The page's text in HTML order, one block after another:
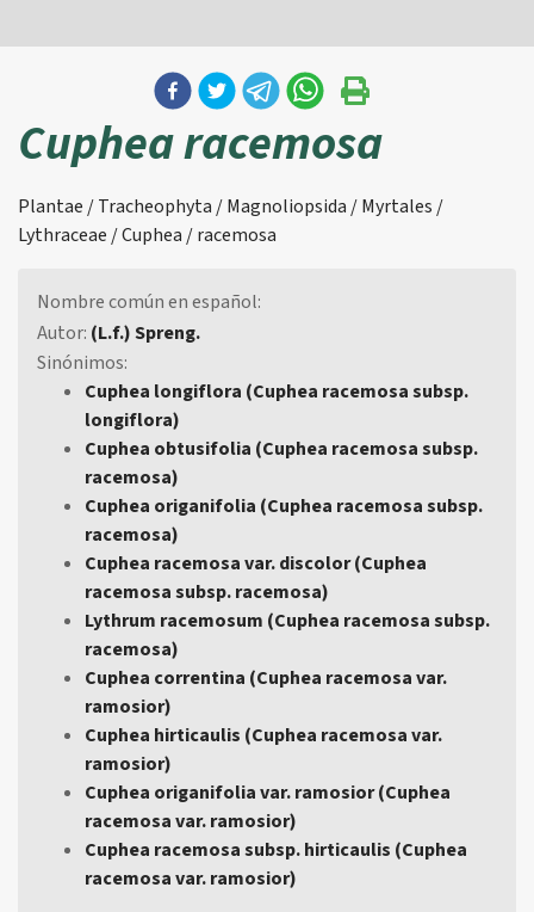
Cuphea racemosa
Plantae / Tracheophyta / Magnoliopsida / Myrtales /
Lythraceae / Cuphea / racemosa
Nombre común en español:
Autor: (L.f.) Spreng.
Sinónimos:
Cuphea longiflora (Cuphea racemosa subsp.
longiflora)
Cuphea obtusifolia (Cuphea racemosa subsp.
racemosa)
Cuphea origanifolia (Cuphea racemosa subsp.
racemosa)
Cuphea racemosa var. discolor (Cuphea
racemosa subsp. racemosa)
Lythrum racemosum (Cuphea racemosa subsp.
racemosa)
Cuphea correntina (Cuphea racemosa var.
ramosior)
Cuphea hirticaulis (Cuphea racemosa var.
ramosior)
Cuphea origanifolia var. ramosior (Cuphea
racemosa var. ramosior)
Cuphea racemosa subsp. hirticaulis (Cuphea
racemosa var. ramosior)